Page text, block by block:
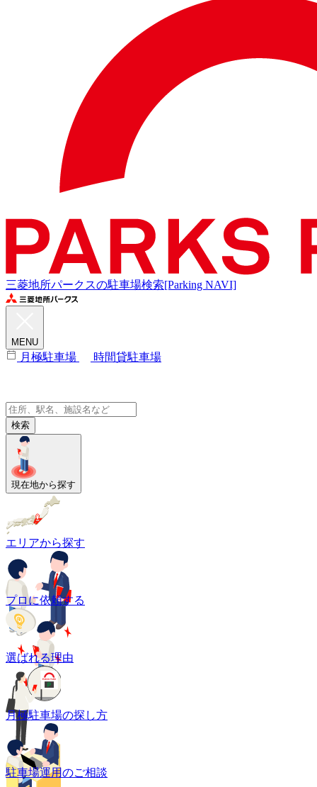
三菱地所パークスの駐車場検索[Parking NAVI]
MENU
月極駐車場 時間貸駐車場
検索
現在地から探す
エリアから探す
プロに依頼する
選ばれる理由
月極駐車場の探し方
駐車場運用のご相談